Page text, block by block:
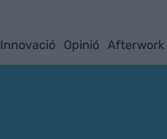
Innovació Opinió Afterwork